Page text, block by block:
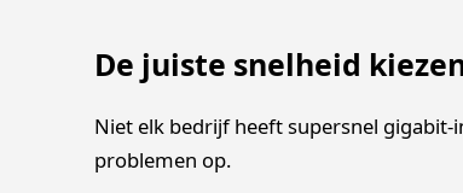
De juiste snelheid
Niet elk bedrijf heeft supersnel
problemen op.